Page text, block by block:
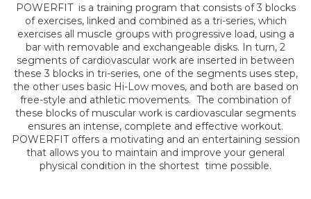
POWERFIT is a training program that consists of 3 blocks
of exercises, linked and combined as a tri-series, which
exercises all muscle groups with progressive load, using a
bar with removable and exchangeable disks. In turn, 2
segments of cardiovascular work are inserted in between
these 3 blocks in tri-series, one of the segments uses step,
the other uses basic Hi-Low moves, and both are based on
free-style and athletic movements. The combination of
these blocks of muscular work is cardiovascular segments
ensures an intense, complete and effective workout.
POWERFIT offers a motivating and an entertaining session
that allows you to maintain and improve your general
physical condition in the shortest time possible.